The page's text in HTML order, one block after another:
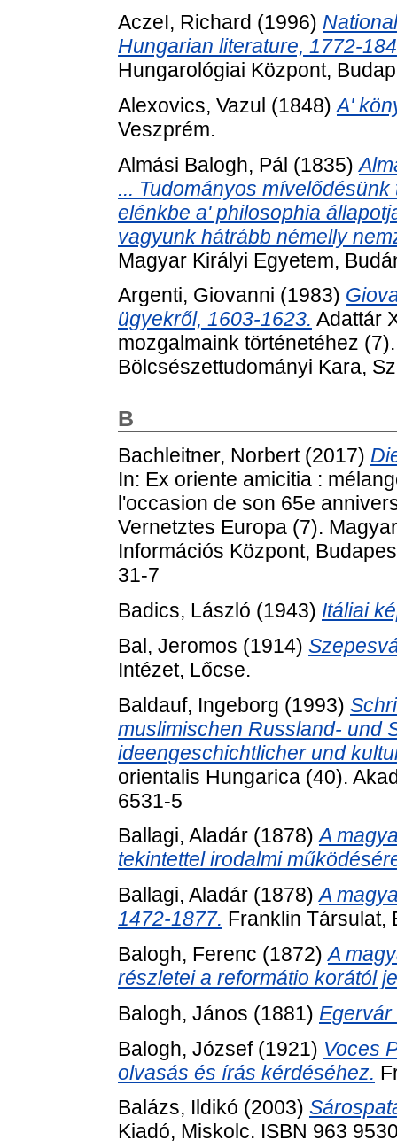
AczeI, Richard (1996)
Hungarian literature, 1772-
Hungarológiai Központ,
Alexovics, Vazul (1848)A'
Veszprém.
Almási Balogh, Pál (1835)
... Tudományos
elénkbe a' philosophia
vagyunk hátrább némelly
Magyar Királyi Egyetem,
Argenti, Giovanni (1983)
ügyekről, 1603-1623. Adattár
mozgalmaink történetéhez
Bölcsészettudományi Kara,
B
Bachleitner, Norbert(2017)
In: Ex oriente amicitia :
l'occasion de son 65e
Vernetztes Europa (7).
Információs Központ,
31-7
Badics, László (1943) Itáliai
Bal, Jeromos (1914)
Intézet, Lőcse.
Baldauf, Ingeborg (1993)
muslimischen Russland- und
ideengeschichtlicher und
orientalis Hungarica (40).
6531-5
Ballagi, Aladár (1878)A
tekintettel irodalmi
Ballagi, Aladár (1878)A
1472-1877. Franklin Társulat,
Balogh, Ferenc (1872)A
részletei a reformátio korától
Balogh, János (1881) Egervár
Balogh, József(1921) Voces
olvasás és írás kérdéséhez.
Balázs, Ildikó (2003)
Kiadó, Miskolc. ISBN 963